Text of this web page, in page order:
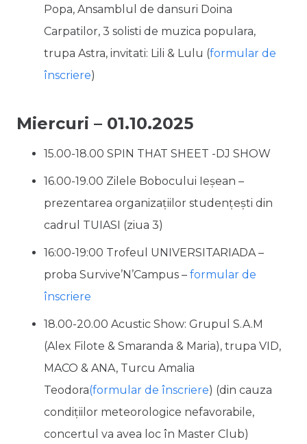
Popa, Ansamblul de dansuri Doina
Carpatilor, 3 solisti de muzica populara,
trupa Astra, invitati: Lili & Lulu (formular de
înscriere)
Miercuri – 01.10.2025
15.00-18.00 SPIN THAT SHEET -DJ SHOW
16.00-19.00 Zilele Bobocului Ieșean –
prezentarea organizațiilor studențești din
cadrul TUIASI (ziua 3)
16:00-19:00 Trofeul UNIVERSITARIADA –
proba Survive’N’Campus – formular de
înscriere
18.00-20.00 Acustic Show: Grupul S.A.M
(Alex Filote & Smaranda & Maria), trupa VID,
MACO & ANA, Turcu Amalia
Teodora(formular de înscriere) (din cauza
condițiilor meteorologice nefavorabile,
concertul va avea loc în Master Club)